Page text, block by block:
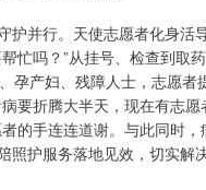
护并行。天使志愿者化身活
忙吗？”从挂号、检查到取
孕产妇、残障人士，志愿者
要折腾大半天，现在有志愿
的手连连道谢。与此同时
照护服务落地见效，切实解